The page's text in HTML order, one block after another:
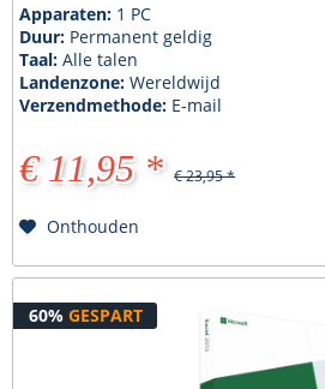
Apparaten: 1 PC
Duur: Permanent geldig
Taal:Alle talen
Landenzone:Wereldwijd
Verzendmethode: E-mail
€ 11,95 * € 23,95 *
Onthouden
60% GESPART